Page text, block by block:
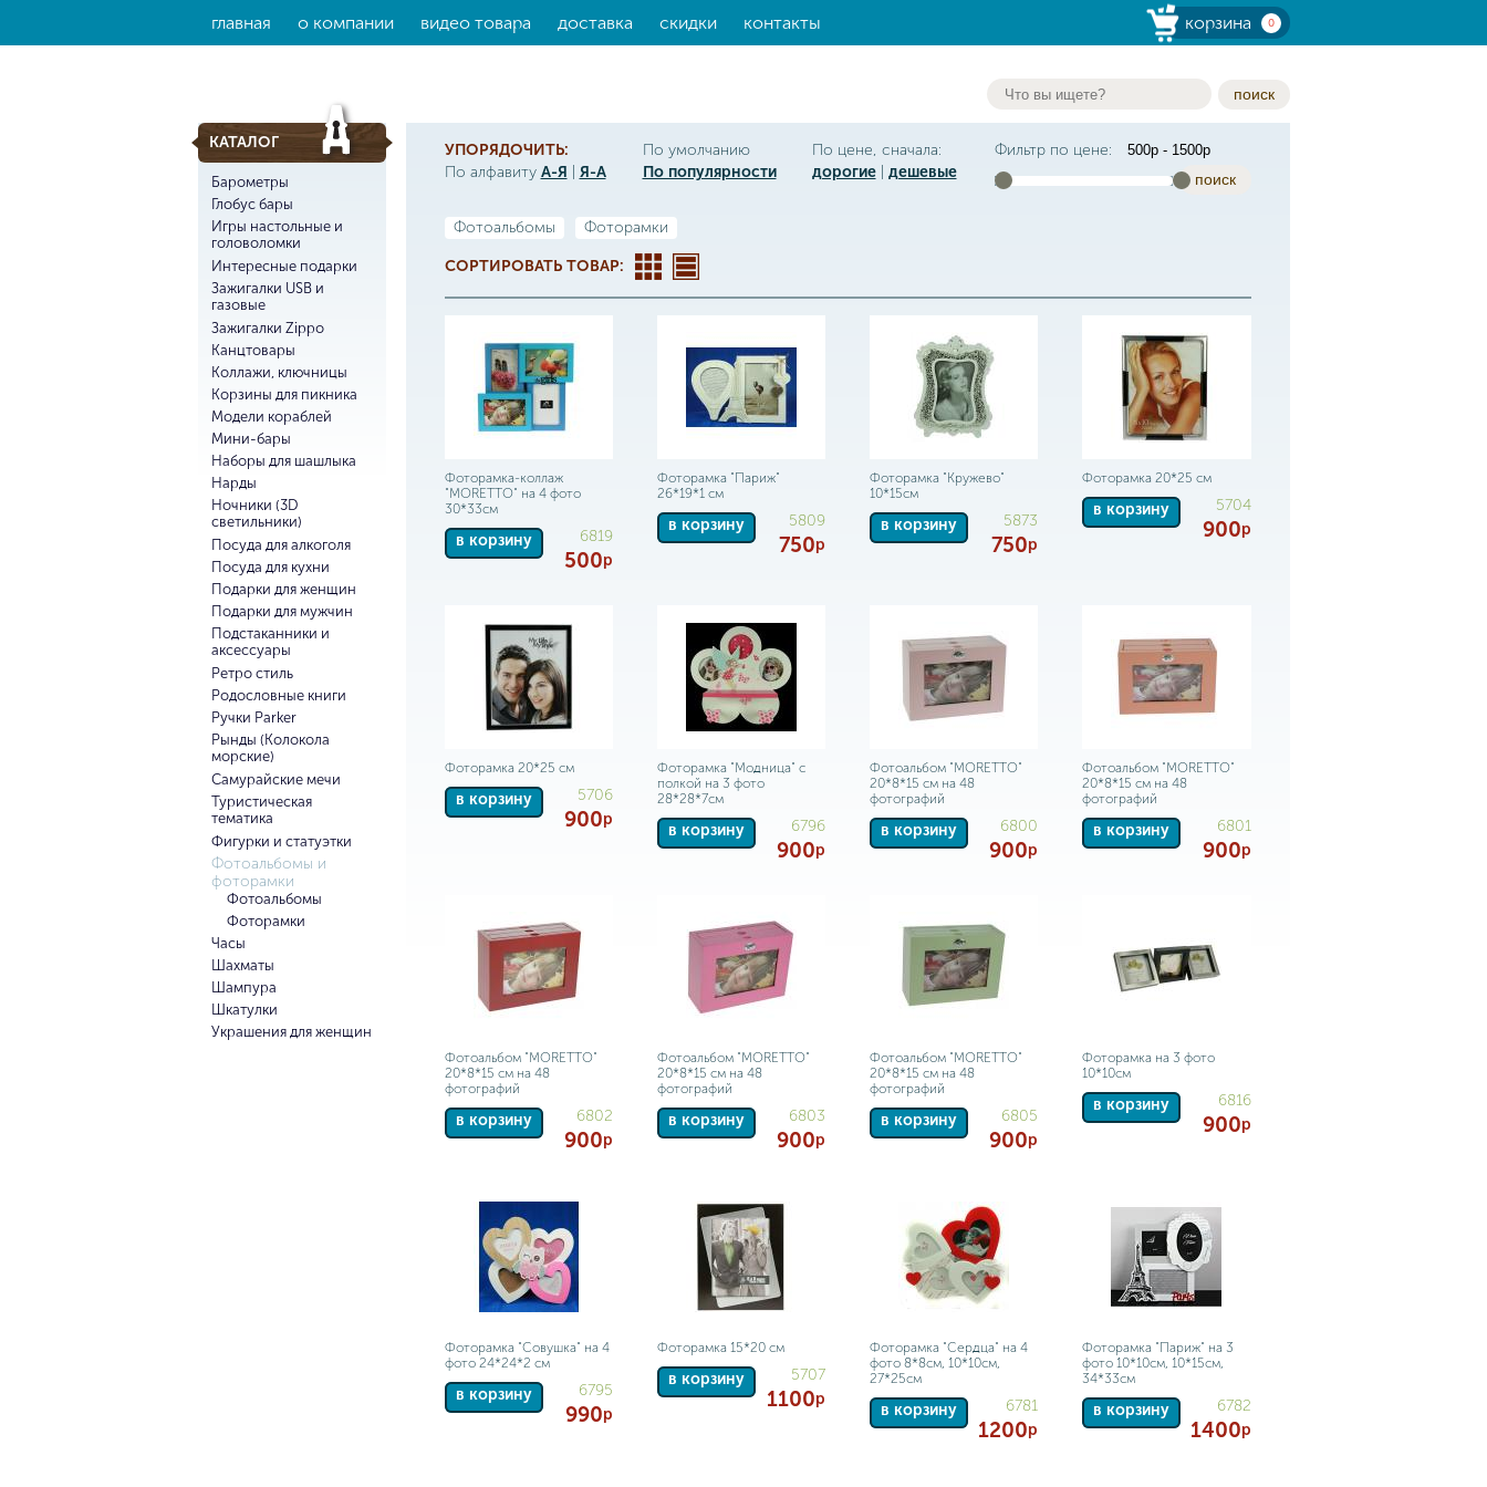
главная о компании видео товара доставка скидки контакты корзина 0
поиск
КАТАЛОГ
Барометры
Глобус бары
Игры настольные и
головоломки
Интересные подарки
Зажигалки USB и
газовые
Зажигалки Zippo
Канцтовары
Коллажи, ключницы
Корзины для пикника
Модели кораблей
Мини-бары
Наборы для шашлыка
Нарды
Ночники (3D
светильники)
Посуда для алкоголя
Посуда для кухни
Подарки для женщин
Подарки для мужчин
Подстаканники и
аксессуары
Ретро стиль
Родословные книги
Ручки Parker
Рынды (Колокола
морские)
Самурайские мечи
Туристическая
тематика
Фигурки и статуэтки
Фотоальбомы и
фоторамки
Фотоальбомы
Фоторамки
Часы
Шахматы
Шампура
Шкатулки
Украшения для женщин
УПОРЯДОЧИТЬ:
По алфавиту А-Я Я-А
По умолчанию
По популярности
По цене, сначала:
дорогие| дешевые
Фильтр по цене:
поиск
Фотоальбомы Фоторамки
СОРТИРОВАТЬ ТОВАР:
Фоторамка-коллаж
"MORETTO" на 4 фото
30*33см
в корзину 6819
500р
Фоторамка "Париж"
26*19*1 см
в корзину 5809
750р
Фоторамка "Кружево"
10*15см
в корзину 5873
750р
Фоторамка 20*25 см
в корзину 5704
900р
Фоторамка 20*25 см
в корзину 5706
900р
Фоторамка "Модница" с
полкой на 3 фото
28*28*7см
в корзину 6796
900р
Фотоальбом "MORETTO"
20*8*15 см на 48
фотографий
в корзину 6800
900р
Фотоальбом "MORETTO"
20*8*15 см на 48
фотографий
в корзину 6801
900р
Фотоальбом "MORETTO"
20*8*15 см на 48
фотографий
в корзину 6802
900р
Фотоальбом "MORETTO"
20*8*15 см на 48
фотографий
в корзину 6803
900р
Фотоальбом "MORETTO"
20*8*15 см на 48
фотографий
в корзину 6805
900р
Фоторамка на 3 фото
10*10см
в корзину 6816
900р
Фоторамка "Совушка" на 4
фото 24*24*2 см
в корзину 6795
990р
Фоторамка 15*20 см
в корзину 5707
1100р
Фоторамка "Сердца" на 4
фото 8*8см, 10*10см,
27*25см
в корзину 6781
1200р
Фоторамка "Париж" на 3
фото 10*10см, 10*15см,
34*33см
в корзину 6782
1400р